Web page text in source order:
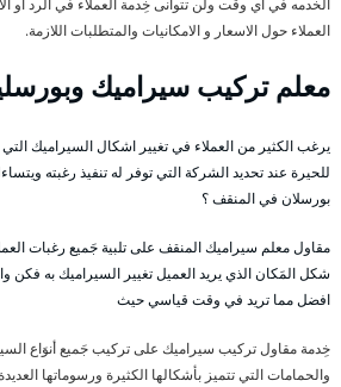
الخدمه في أي وقت ولن تتوانى خِدمة العملاء في الرد او
العملاء حول الاسعار و الامكانيات والمتطلبات اللازمة.
معلم تركيب سيراميك
يرغب الكثير من العملاء في تغيير اشكال السيراميك
للحيرة عند تحديد الشركة التي توفر له تنفيذ رغبته
بورسلان في المنقف ؟
مقاول معلم سيراميك المنقف على تلبية جَميع رغبات
شكل المَكان الذي يريد العميل تغيير السيراميك به فكن
افضل مما تريد في وقت قياسي حيث
خِدمة مقاول تركيب سيراميك على تركيب جَميع أنوَاع
والحمامات التي تتميز بأشكالها الكثيرة ورسوماتها